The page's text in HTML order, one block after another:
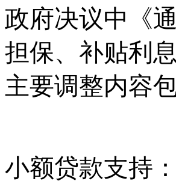
政府决议中《
担保、补贴利
主要调整内容包
小额贷款支持